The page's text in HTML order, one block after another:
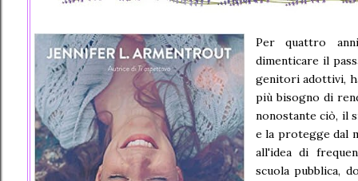
Per quattro
dimenticare il
genitori adottivi,
più bisogno di
nonostante ciò, il
e la protegge dal
all'idea di
scuola pubblica,